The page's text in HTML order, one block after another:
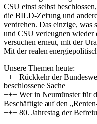
CSU einst selbst
die BILD-Zeitung und
verdrehen. Das einzige, was
und CSU verleugnen wieder
versuchen erneut, mit der
Mit der realen
Unsere Themen heute:
+++ Rückkehr der
beschlossene Sache
+++ Wer in Neumünster für
Beschäftigte auf den
+++ 80. Jahrestag der